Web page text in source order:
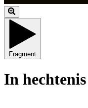
Fragment
In hechtenis